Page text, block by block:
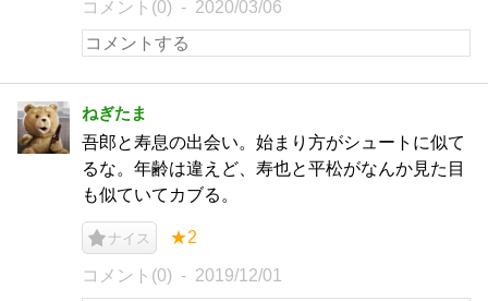
コメント(0) 2020/03/06
ねぎたま
吾郎と寿息の出会い。始まり方がシュートに似て
るな。年齢は違えど、寿也と平松がなんか見た目
も似ていてカブる。
ナイス ★2
コメント(0) 2019/12/01